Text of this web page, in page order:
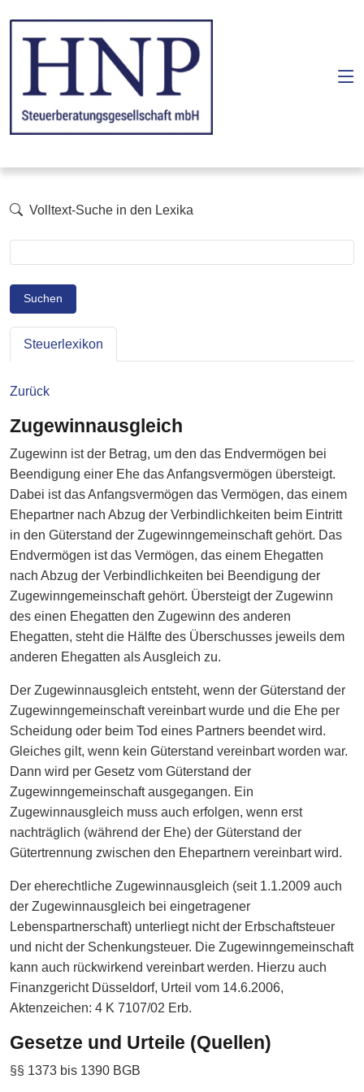
Volltext-Suche in den Lexika
Suchen
Steuerlexikon
Zurück
Zugewinnausgleich
Zugewinn ist der Betrag, um den das Endvermögen bei
Beendigung einer Ehe das Anfangsvermögen übersteigt.
Dabei ist das Anfangsvermögen das Vermögen, das einem
Ehepartner nach Abzug der Verbindlichkeiten beim Eintritt
in den Güterstand der Zugewinngemeinschaft gehört. Das
Endvermögen ist das Vermögen, das einem Ehegatten
nach Abzug der Verbindlichkeiten bei Beendigung der
Zugewinngemeinschaft gehört. Übersteigt der Zugewinn
des einen Ehegatten den Zugewinn des anderen
Ehegatten, steht die Hälfte des Überschusses jeweils dem
anderen Ehegatten als Ausgleich zu.
Der Zugewinnausgleich entsteht, wenn der Güterstand der
Zugewinngemeinschaft vereinbart wurde und die Ehe per
Scheidung oder beim Tod eines Partners beendet wird.
Gleiches gilt, wenn kein Güterstand vereinbart worden war.
Dann wird per Gesetz vom Güterstand der
Zugewinngemeinschaft ausgegangen. Ein
Zugewinnausgleich muss auch erfolgen, wenn erst
nachträglich (während der Ehe) der Güterstand der
Gütertrennung zwischen den Ehepartnern vereinbart wird.
Der eherechtliche Zugewinnausgleich (seit 1.1.2009 auch
der Zugewinnausgleich bei eingetragener
Lebenspartnerschaft) unterliegt nicht der Erbschaftsteuer
und nicht der Schenkungsteuer. Die Zugewinngemeinschaft
kann auch rückwirkend vereinbart werden. Hierzu auch
Finanzgericht Düsseldorf, Urteil vom 14.6.2006,
Aktenzeichen: 4 K 7107/02 Erb.
Gesetze und Urteile (Quellen)
§§ 1373 bis 1390 BGB